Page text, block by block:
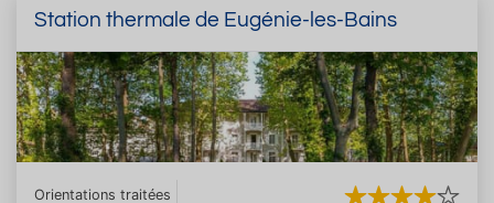
Station thermale de Eugénie-les-Bains
Orientations traitées